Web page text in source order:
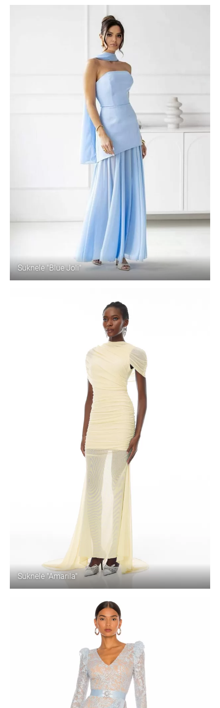
Suknelė "Blue Joli"
Suknelė "Amarila"